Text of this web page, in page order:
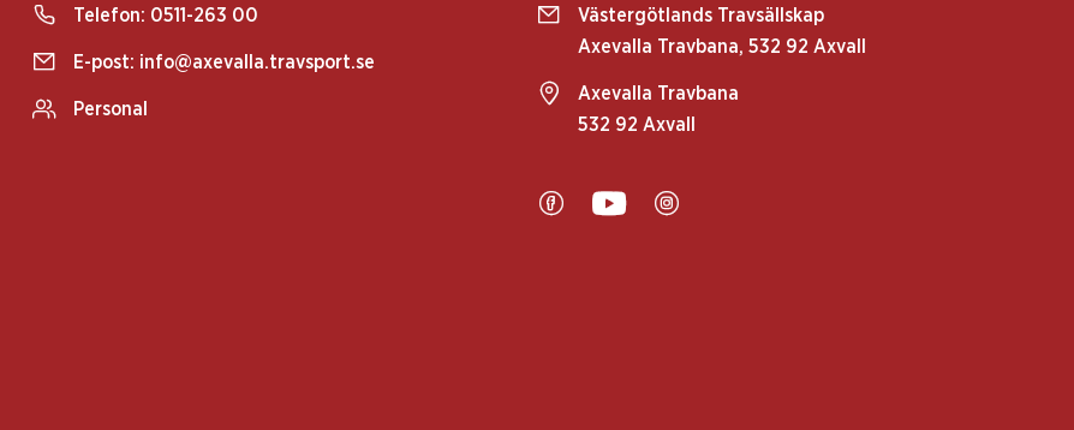
Telefon: 0511-263 00
E-post: info@axevalla.travsport.se
Personal
Västergötlands Travsällskap
Axevalla Travbana, 532 92 Axvall
Axevalla Travbana
532 92 Axvall